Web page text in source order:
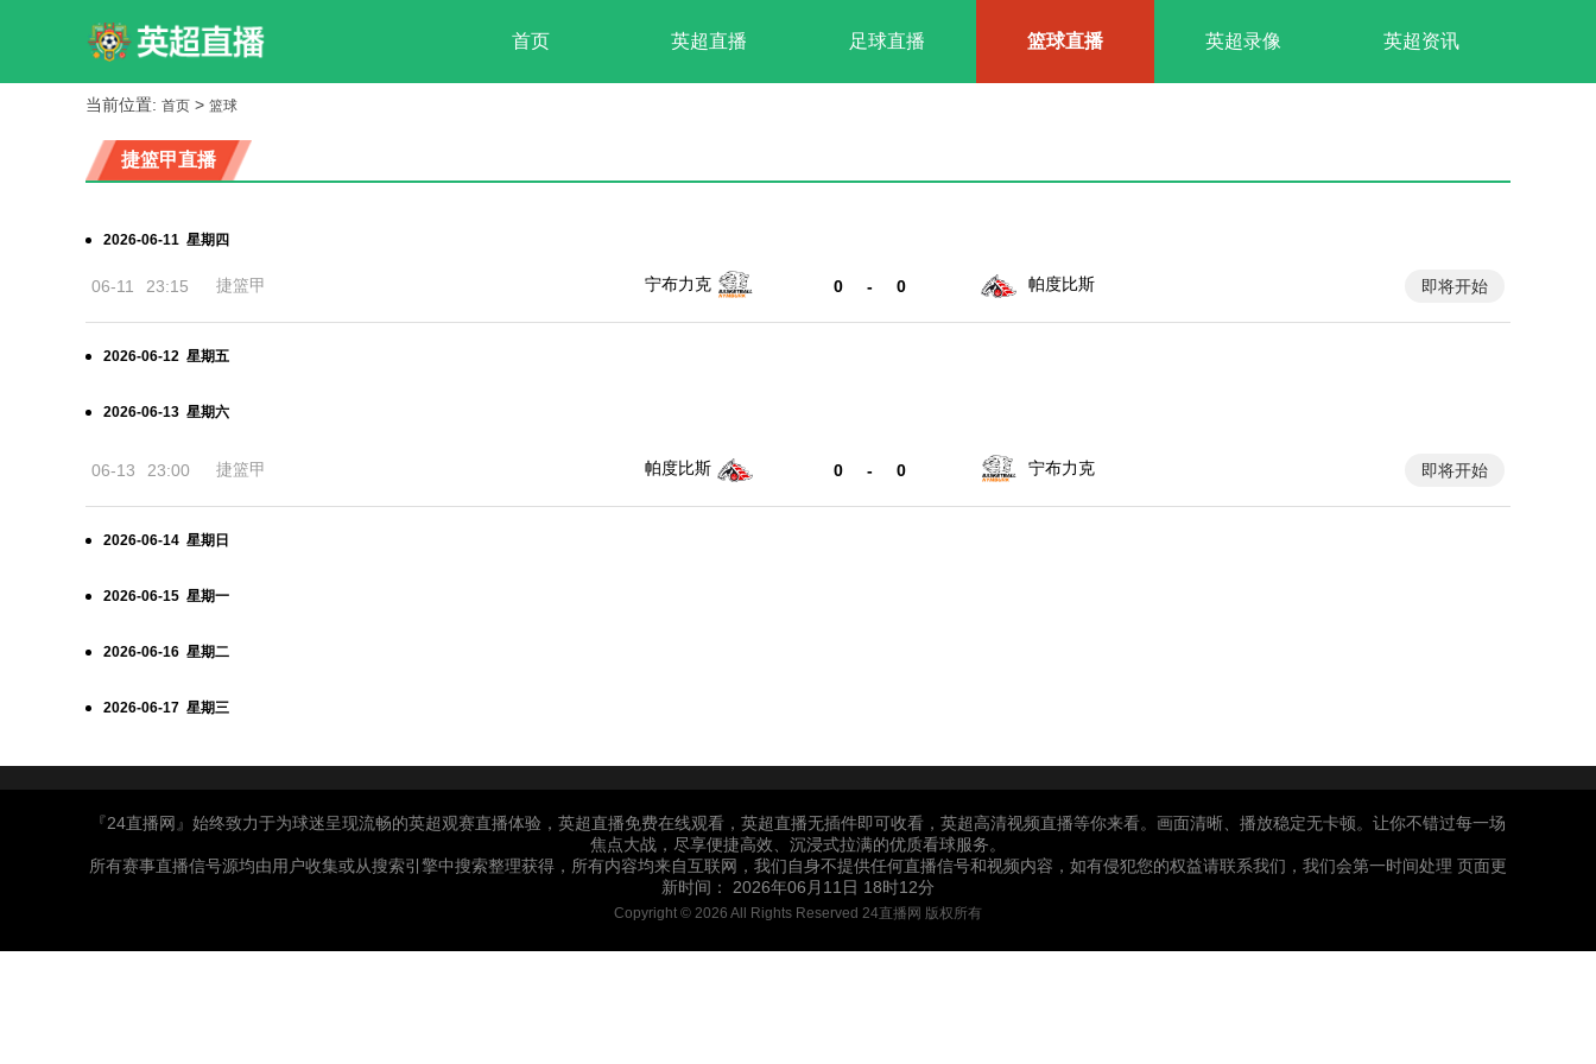
首页 英超直播 足球直播 篮球直播 英超录像 英超资讯
当前位置: 首页 > 篮球
捷篮甲直播
2026-06-11 星期四
06-11 23:15 捷篮甲 宁布力克 0 - 0 帕度比斯 即将开始
2026-06-12 星期五
2026-06-13 星期六
06-13 23:00 捷篮甲 帕度比斯 0 - 0 宁布力克 即将开始
2026-06-14 星期日
2026-06-15 星期一
2026-06-16 星期二
2026-06-17 星期三
『24直播网』始终致力于为球迷呈现流畅的英超观赛直播体验，英超直播免费在线观看，英超直播无插件即可收看，英超高清视频直播等你来看。画面清晰、播放稳定无卡顿。让你不错过每一场
焦点大战，尽享便捷高效、沉浸式拉满的优质看球服务。
所有赛事直播信号源均由用户收集或从搜索引擎中搜索整理获得，所有内容均来自互联网，我们自身不提供任何直播信号和视频内容，如有侵犯您的权益请联系我们，我们会第一时间处理 页面更
新时间： 2026年06月11日 18时12分
Copyright © 2026 All Rights Reserved 24直播网 版权所有